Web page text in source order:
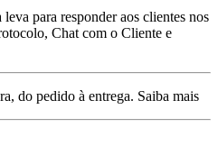
para responder aos clientes nos
Chat com o Cliente e
do pedido à entrega. Saiba mais